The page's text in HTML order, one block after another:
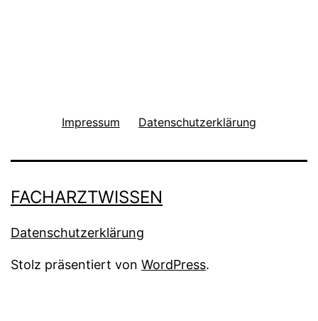
Impressum Datenschutzerklärung
FACHARZTWISSEN
Datenschutzerklärung
Stolz präsentiert von WordPress.